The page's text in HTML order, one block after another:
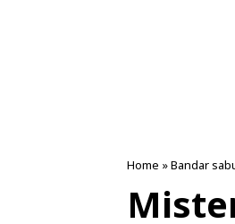
Home »Bandar